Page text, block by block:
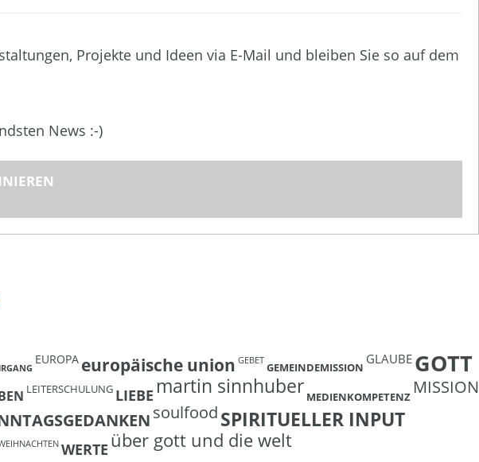
Projekte und Ideen via E-Mail und bleiben Sie so auf dem
News :-)
EUROPA europäische union GEBET GEMEINDEMISSION
GLAUBE GOTT
LEITERSCHULUNG LIEBE martin sinnhuber MEDIENKOMPETENZ MISSION
soulfoodSPIRITUELLER INPUT
WERTE über gott und die welt